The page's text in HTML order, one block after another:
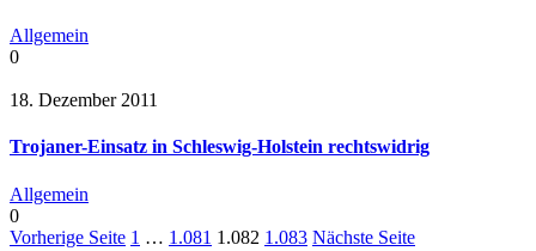
Allgemein
0
18. Dezember 2011
Trojaner-Einsatz in Schleswig-Holstein rechtswidrig
Allgemein
0
Vorherige Seite 1 … 1.081 1.082 1.083 Nächste Seite